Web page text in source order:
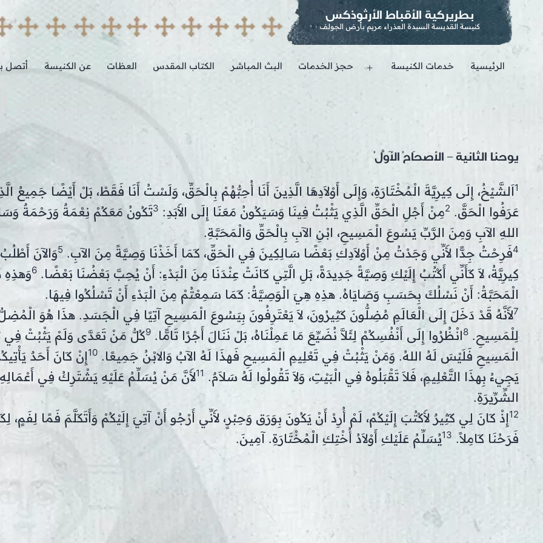
بطريركية الأقباط الأرثوذكس
كنيسة القديسة السيدة العذراء مريم بأرض الجولف
الرئيسية خدمات الكنيسة
Open
حجز الخدمات البث المباشر الكتاب المقدس العظات عن الكنيسة أتصل
يوحنا الثانية – الأصحَاحُ الأَوَّلُ
1اَلشَّيْخُ، إِلَى كِيرِيَّةَ الْمُخْتَارَةِ، وَإِلَى أَوْلاَدِهَا الَّذِينَ أَنَا أُحِبُّهُمْ بِالْحَقِّ، وَلَسْتُ أَنَا فَقَطْ، بَلْ أَيْضًا جَمِيعُ
عَرَفُوا الْحَقَّ. 2مِنْ أَجْلِ الْحَقِّ الَّذِي يَثْبُتُ فِينَا وَسَيَكُونُ مَعَنَا إِلَى الأَبَدِ: 3تَكُونُ مَعَكُمْ نِعْمَةٌ وَرَحْمَةٌ
اللهِ الآبِ وَمِنَ الرَّبِّ يَسُوعَ الْمَسِيحِ، ابْنِ الآبِ بِالْحَقِّ وَالْمَحَبَّةِ.
4فَرِحْتُ جِدًّا لأَنِّي وَجَدْتُ مِنْ أَوْلاَدِكِ بَعْضًا سَالِكِينَ فِي الْحَقِّ، كَمَا أَخَذْنَا وَصِيَّةً مِنَ الآبِ.5وَالآنَ
كِيرِيَّةُ، لاَ كَأَنِّي أَكْتُبُ إِلَيْكِ وَصِيَّةً جَدِيدَةً، بَلِ الَّتِي كَانَتْ عِنْدَنَا مِنَ الْبَدْءِ: أَنْ يُحِبَّ بَعْضُنَا بَعْضًا.6
الْمَحَبَّةُ: أَنْ نَسْلُكَ بِحَسَبِ وَصَايَاهُ. هذِهِ هِيَ الْوَصِيَّةُ: كَمَا سَمِعْتُمْ مِنَ الْبَدْءِ أَنْ تَسْلُكُوا فِيهَا.
7لأَنَّهُ قَدْ دَخَلَ إِلَى الْعَالَمِ مُضِلُّونَ كَثِيرُونَ، لاَ يَعْتَرِفُونَ بِيَسُوعَ الْمَسِيحِ آتِيًا فِي الْجَسَدِ. هذَا هُوَ
لِلْمَسِيحِ.8انْظُرُوا إِلَى أَنْفُسِكُمْ لِئَلاَّ نُضَيِّعَ مَا عَمِلْنَاهُ، بَلْ نَنَالَ أَجْرًا تَامًّا.9كُلُّ مَنْ تَعَدَّى وَلَمْ يَثْبُتْ فِي
الْمَسِيحِ فَلَيْسَ لَهُ اللهُ. وَمَنْ يَثْبُتْ فِي تَعْلِيمِ الْمَسِيحِ فَهذَا لَهُ الآبُ وَالابْنُ جَمِيعًا.10إِنْ كَانَ أَحَدٌ
يَجِيءُ بِهذَا التَّعْلِيمِ، فَلاَ تَقْبَلُوهُ فِي الْبَيْتِ، وَلاَ تَقُولُوا لَهُ سَلاَمٌ. 11لأَنَّ مَنْ يُسَلِّمُ عَلَيْهِ يَشْتَرِكُ فِي أَعْمَالِهِ
الشِّرِّيرَةِ.
12إِذْ كَانَ لِي كَثِيرٌ لأَكْتُبَ إِلَيْكُمْ، لَمْ أُرِدْ أَنْ يَكُونَ بِوَرَق وَحِبْرٍ، لأَنِّي أَرْجُو أَنْ آتِيَ إِلَيْكُمْ وَأَتَكَلَّمَ فَمًا لِفَمٍ،
فَرَحُنَا كَامِلاً. 13يُسَلِّمُ عَلَيْكِ أَوْلاَدُ أُخْتِكِ الْمُخْتَارَةِ. آمِينَ.